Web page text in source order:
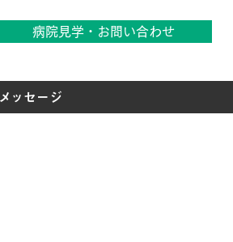
病院見学・お問い合わせ
メッセージ